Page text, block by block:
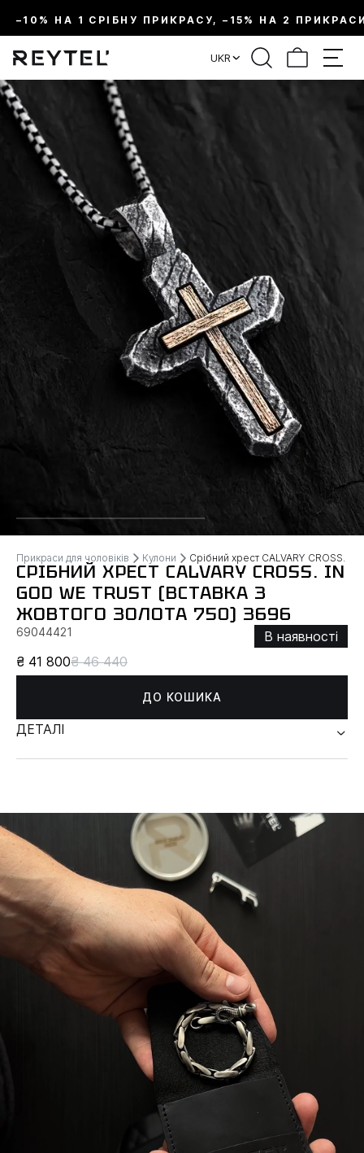
–10% НА 1 СРІБНУ ПРИКРАСУ, –15% НА 2
UKR
Прикраси для чоловіків Кулони Срібний хрест CALVARY CROSS. IN
СРІБНИЙ ХРЕСТ CALVARY CROSS. IN
GOD WE TRUST (ВСТАВКА З
ЖОВТОГО ЗОЛОТА 750) 3696
69044421
В наявності
₴ 41 800₴ 46 440
ДО КОШИКА
ДЕТАЛІ